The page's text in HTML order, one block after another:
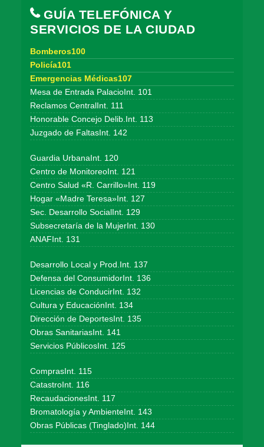
GUÍA TELEFÓNICA Y
SERVICIOS DE LA CIUDAD
Bomberos100
Policía101
Emergencias Médicas107
Mesa de Entrada PalacioInt. 101
Reclamos CentralInt. 111
Honorable Concejo Delib.Int. 113
Juzgado de FaltasInt. 142
Guardia UrbanaInt. 120
Centro de MonitoreoInt. 121
Centro Salud «R. Carrillo»Int. 119
Hogar «Madre Teresa»Int. 127
Sec. Desarrollo SocialInt. 129
Subsecretaría de la MujerInt. 130
ANAFInt. 131
Desarrollo Local y Prod.Int. 137
Defensa del ConsumidorInt. 136
Licencias de ConducirInt. 132
Cultura y EducaciónInt. 134
Dirección de DeportesInt. 135
Obras SanitariasInt. 141
Servicios PúblicosInt. 125
ComprasInt. 115
CatastroInt. 116
RecaudacionesInt. 117
Bromatología y AmbienteInt. 143
Obras Públicas (Tinglado)Int. 144